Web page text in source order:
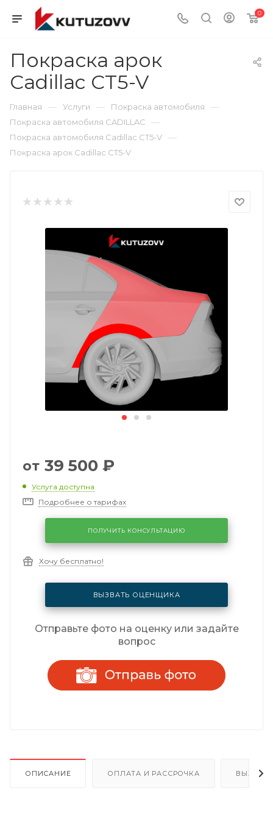
0
Покраска арок
Cadillac CT5-V
Главная — Услуги — Покраска автомобиля —
Покраска автомобиля CADILLAC —
Покраска автомобиля Cadillac CT5-V —
Покраска арок Cadillac CT5-V
от 39 500 ₽
Услуга доступна
Подробнее о тарифах
ПОЛУЧИТЬ КОНСУЛЬТАЦИЮ
Хочу бесплатно!
ВЫЗВАТЬ ОЦЕНЩИКА
Отправьте фото на оценку или задайте
вопрос
ОПИСАНИЕ ОПЛАТА И РАССРОЧКА ВЫЗОВ